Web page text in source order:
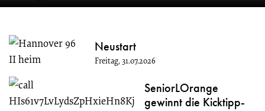
Neustart
Freitag, 31.07.2026
SeniorLOrange
gewinnt die Kicktipp-